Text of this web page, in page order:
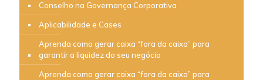
Conselho na Governança Corporativa
Aplicabilidade e Cases
Aprenda como gerar caixa “fora da caixa” para
garantir a liquidez do seu negócio
Aprenda como gerar caixa “fora da caixa” para